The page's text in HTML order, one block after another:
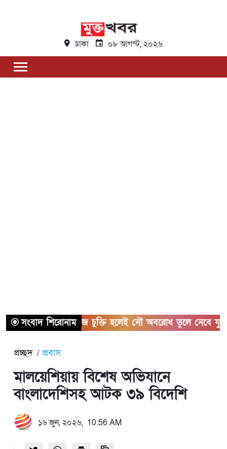
ঢাকা ০৮ আগস্ট, ২০২৬
সংবাদ শিরোনাম
হরমুজ চুক্তি হলেই নৌ অবরোধ তুলে নেবে যুক্তরাষ্ট্র
প্রচ্ছদ প্রবাস
মালয়েশিয়ায় বিশেষ অভিযানে
বাংলাদেশিসহ আটক ৩৯ বিদেশি
১৬ জুন, ২০২৬, 10:56 AM